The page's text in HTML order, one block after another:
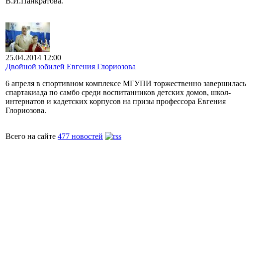
25.04.2014 12:00
Двойной юбилей Евгения Глориозова
6 апреля в спортивном комплексе МГУПИ торжественно завершилась
спартакиада по самбо среди воспитанников детских домов, школ-
интернатов и кадетских корпусов на призы профессора Евгения
Глориозова.
Всего на сайте 477 новостей